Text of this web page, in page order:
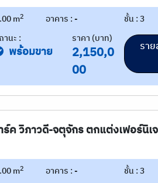
m2 อาคาร : -
ชั้น : 3
านะ :
พร้อมขาย
ราคา (บาท)
2,150,0
00
ร์ค วิภาวดี-จตุจักร ตกแต่งเฟอร์นิเ
m2 อาคาร : -
ชั้น : 3